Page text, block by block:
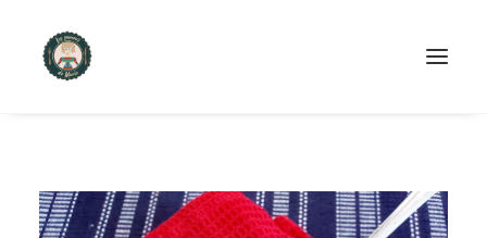
PRODUITS ET SERVICES